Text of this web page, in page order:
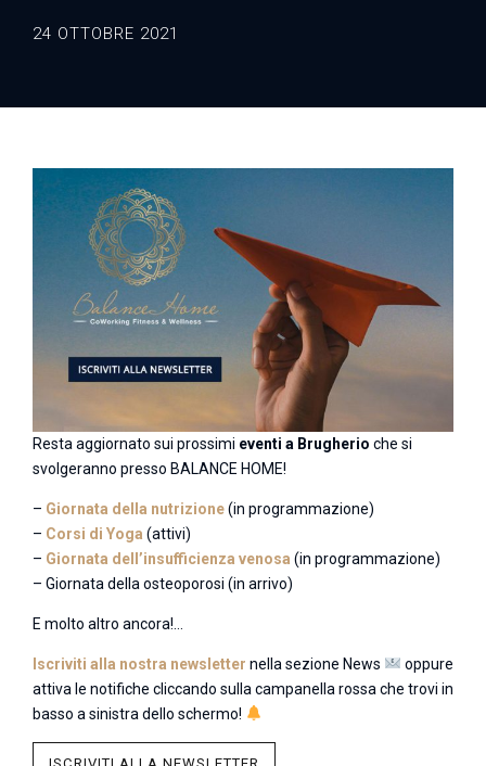
24 OTTOBRE 2021
Resta aggiornato sui prossimi eventi a Brugherio che si
svolgeranno presso BALANCE HOME!
– Giornata della nutrizione(in programmazione)
– Corsi di Yoga (attivi)
– Giornata dell’insufficienza venosa (in programmazione)
– Giornata della osteoporosi (in arrivo)
E molto altro ancora!…
Iscriviti alla nostra newsletter nella sezione News
oppure
attiva le notifiche cliccando sulla campanella rossa che trovi in
basso a sinistra dello schermo!